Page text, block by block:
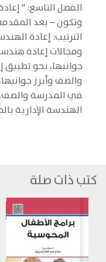
الفصل التاسع: "
وتكون – بعد
الترتيب: إعادة
ومجالات إعادة
جوانبها، نحو
والصف وأبرز
في المدرسة والصف.
الهندسة الإدارية
كتب ذات صلة